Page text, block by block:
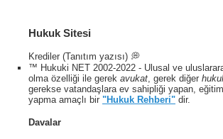
Hukuk Sitesi
Krediler (Tanıtım yazısı) 💭
™ Hukuki NET 2002-2022 - Ulusal ve
olma özelliği ile gerek avukat , gerek diğer
gerekse vatandaşlara ev sahipliği yapan,
yapma amaçlı bir "Hukuk Rehberi" dir.
Davalar